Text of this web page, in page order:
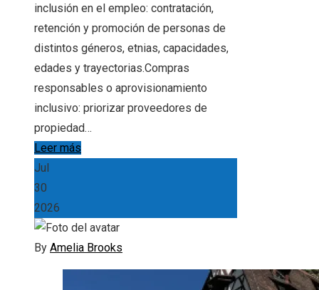
inclusión en el empleo: contratación,
retención y promoción de personas de
distintos géneros, etnias, capacidades,
edades y trayectorias.Compras
responsables o aprovisionamiento
inclusivo: priorizar proveedores de
propiedad…
Leer más
Jul
30
2026
By Amelia Brooks